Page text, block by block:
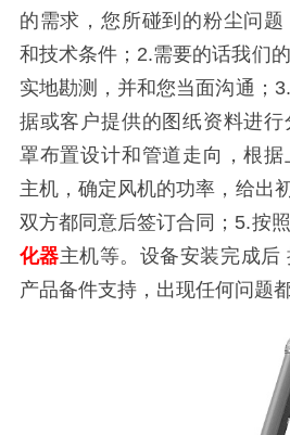
的需求，您所碰到的粉尘问
和技术条件；2.需要的话我们
实地勘测，并和您当面沟通；
据或客户提供的图纸资料进
罩布置设计和管道走向，根
主机，确定风机的功率，给出
双方都同意后签订合同；5.按
化器主机等。设备安装完成后
产品备件支持， 出现任何问题